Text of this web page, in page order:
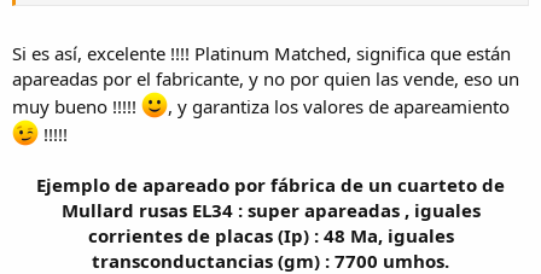
Si es así, excelente !!!! Platinum Matched, significa que están
apareadas por el fabricante, y no por quien las vende, eso un
muy bueno !!!!!
, y garantiza los valores de apareamiento
!!!!!
Ejemplo de apareado por fábrica de un cuarteto de
Mullard rusas EL34 : super apareadas , iguales
corrientes de placas (Ip) : 48 Ma, iguales
transconductancias (gm) : 7700 umhos.